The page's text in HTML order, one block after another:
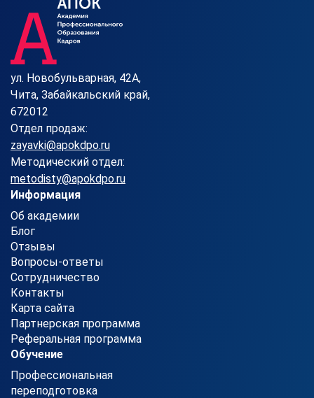
ул. Новобульварная, 42А,
Чита, Забайкальский край,
672012
Отдел продаж:
zayavki@apokdpo.ru
Методический отдел:
metodisty@apokdpo.ru
Информация
Об академии
Блог
Отзывы
Вопросы-ответы
Сотрудничество
Контакты
Карта сайта
Партнерская программа
Реферальная программа
Обучение
Профессиональная
переподготовка